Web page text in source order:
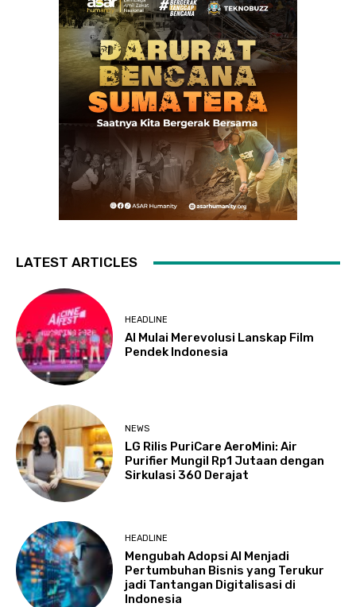
LATEST ARTICLES
HEADLINE
AI Mulai Merevolusi Lanskap Film
Pendek Indonesia
NEWS
LG Rilis PuriCare AeroMini: Air
Purifier Mungil Rp1 Jutaan dengan
Sirkulasi 360 Derajat
HEADLINE
Mengubah Adopsi AI Menjadi
Pertumbuhan Bisnis yang Terukur
jadi Tantangan Digitalisasi di
Indonesia